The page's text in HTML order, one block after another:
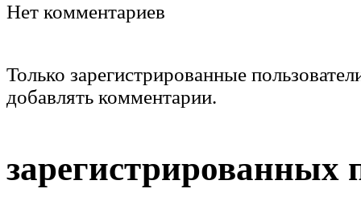
Нет комментариев
Только зарегистрированные
добавлять комментарии.
зарегистрированных